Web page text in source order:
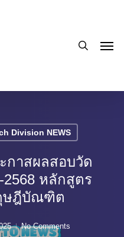
Division NEWS
กาสผลสอบวัด
หลักสูตร
ษฎีบัณฑิต
No Comments